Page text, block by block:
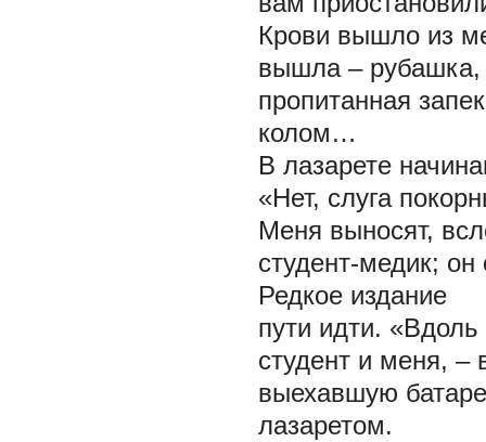
Крови вышло из
вышла – рубашка,
пропитанная
колом…
В лазарете
«Нет, слуга
Меня выносят,
студент-медик;
Редкое издание
пути идти.
студент и меня,
выехавшую
лазаретом.